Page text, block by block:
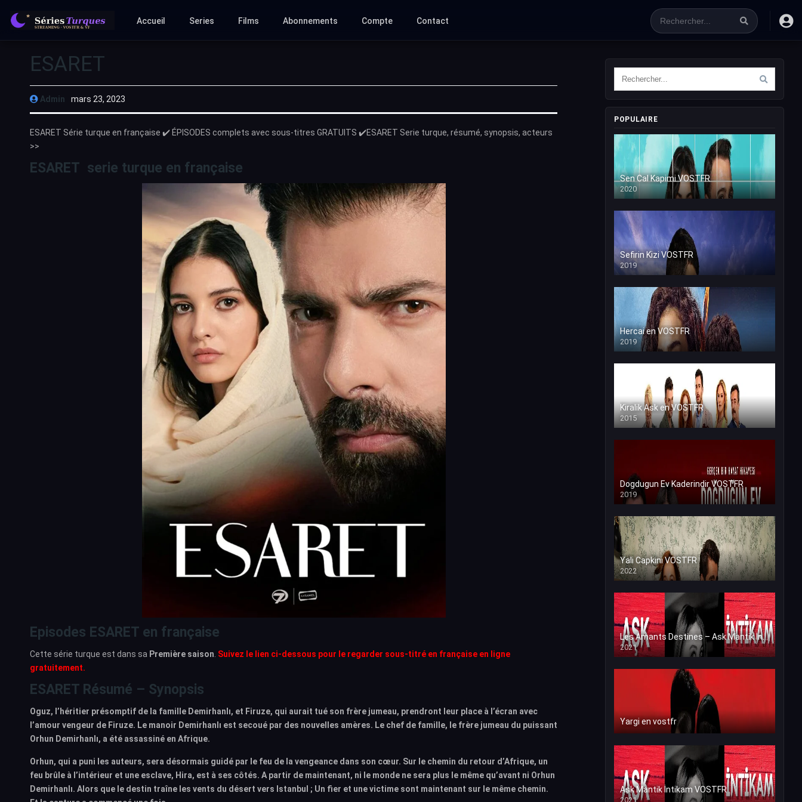
Accueil Series Films Abonnements Compte Contact
ESARET
Admin mars 23, 2023
ESARET Série turque en française ✔️ ÉPISODES complets avec sous-titres GRATUITS ✔️ESARET Serie turque, résumé, synopsis, acteurs
>>
ESARET serie turque en française
Episodes ESARET en française
Cette série turque est dans sa Première saison Suivez le lien ci-dessous pour le regarder sous-titré en française en ligne
gratuitement.
ESARET Résumé – Synopsis
Oguz, l’héritier présomptif de la famille Demirhanlı, et Firuze, qui aurait tué son frère jumeau, prendront leur place à l’écran avec
l’amour vengeur de Firuze. Le manoir Demirhanlı est secoué par des nouvelles amères. Le chef de famille, le frère jumeau du puissant
Orhun Demirhanlı, a été assassiné en Afrique.
Orhun, qui a puni les auteurs, sera désormais guidé par le feu de la vengeance dans son cœur. Sur le chemin du retour d’Afrique, un
feu brûle à l’intérieur et une esclave, Hira, est à ses côtés. A partir de maintenant, ni le monde ne sera plus le même qu’avant ni Orhun
Demirhanlı. Alors que le destin traîne les vents du désert vers Istanbul ; Un fier et une victime sont maintenant sur le même chemin.
POPULAIRE
Sen Cal Kapimi VOSTFR
2020
Sefirin Kizi VOSTFR
2019
Hercai en VOSTFR
2019
Kiralik Ask en VOSTFR
2015
Dogdugun Ev Kaderindir VOSTFR
2019
Yali Capkini VOSTFR
2022
Les Amants Destines – Ask Mantik İntikam en VF (Voix Francaise)
2021
Yargi en vostfr
Ask Mantik İntikam VOSTFR
2021